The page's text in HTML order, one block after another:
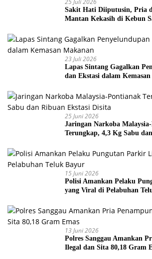
25 Juli 2026
Sakit Hati Diiputusin, Pria
Mantan Kekasih di Kebun
23 Juli 2026
Lapas Sintang Gagalkan
dan Ekstasi dalam
25 Juni 2026
Jaringan Narkoba
Terungkap, 4,3 Kg Sabu
15 Juni 2026
Polisi Amankan Pelaku
yang Viral di Pelabuhan
13 Juni 2026
Polres Sanggau Amankan
Ilegal dan Sita 80,18 Gram